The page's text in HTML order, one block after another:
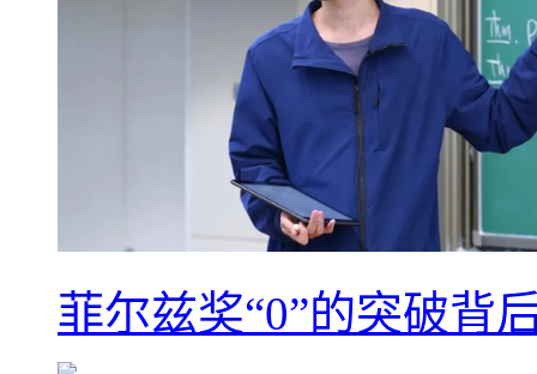
菲尔兹奖“0”的突破背